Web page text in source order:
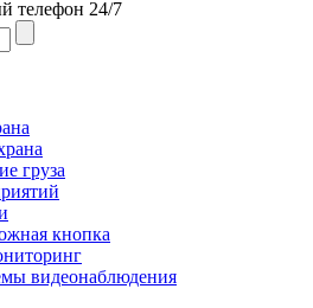
телефон 24/7
груза
кнопка
видеонаблюдения